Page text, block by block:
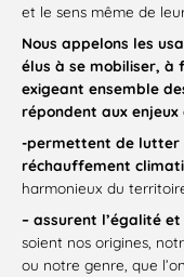
et le sens même de
Nous appelons les
élus à se mobiliser,
exigeant ensemble
répondent aux enjeux
-permettent de lutter
réchauffement
harmonieux du
– assurent l’égalité
soient nos origines,
ou notre genre, que